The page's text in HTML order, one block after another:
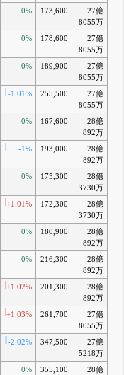
0% 173,600
27億
8055万
0% 178,600
27億
8055万
0% 189,900
27億
8055万
-1.01% 255,500
27億
8055万
0% 167,600
28億
892万
-1% 193,000
28億
892万
0% 175,300
28億
3730万
+1.01% 172,300
28億
3730万
0% 180,900
28億
892万
0% 216,300
28億
892万
+1.02% 201,300
28億
892万
+1.03% 261,700
27億
8055万
-2.02% 347,500
27億
5218万
0% 355,100
28億